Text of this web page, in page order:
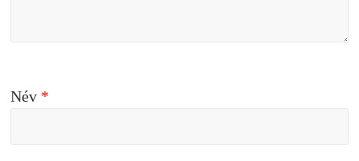
Név *